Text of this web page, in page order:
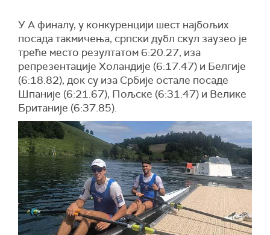
У А финалу, у конкуренцији шест најбољих
посада такмичења, српски дубл скул заузео је
треће место резултатом 6:20.27, иза
репрезентације Холандије (6:17.47) и Белгије
(6:18.82), док су иза Србије остале посаде
Шпаније (6:21.67), Пољске (6:31.47) и Велике
Британије (6:37.85).